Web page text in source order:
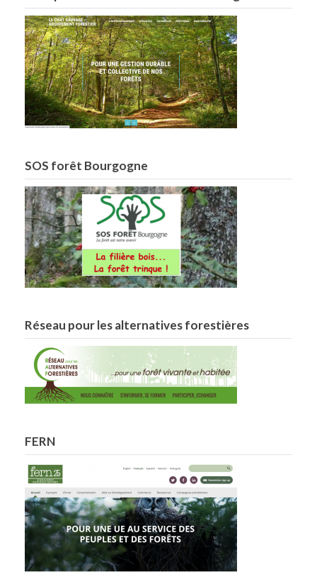
SOS forêt Bourgogne
Réseau pour les alternatives forestières
FERN